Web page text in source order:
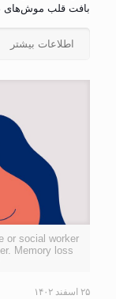
بافت قلب موش‌های
اطلاعات بیشتر
or social worker
Memory loss
۲۵ اسفند ۱۴۰۲